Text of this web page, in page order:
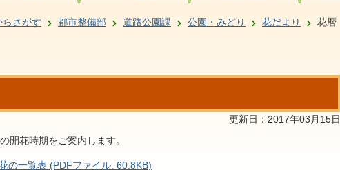
らさがす 都市整備部 道路公園課 公園・みどり 花だより 花暦
更新日：2017年03月15日
開花時期をご案内します。
の一覧表 (PDFファイル: 60.8KB)